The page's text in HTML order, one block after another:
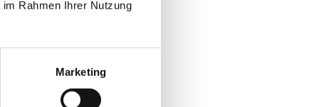
Rahmen Ihrer Nutzung
Marketing
und